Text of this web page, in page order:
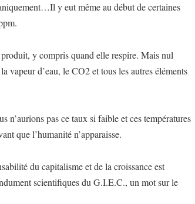
y eut même au début de certaines
y compris quand elle respire. Mais nul
vapeur d’eau, le CO2 et tous les autres éléments
n’aurions pas ce taux si faible et ces températures
que l’humanité n’apparaisse.
du capitalisme et de la croissance est
scientifiques du G.I.E.C., un mot sur le